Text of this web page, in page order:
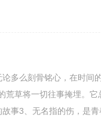
多么刻骨铭心，在时间
荒草将一切往事掩埋。
事3、无名指的伤，是